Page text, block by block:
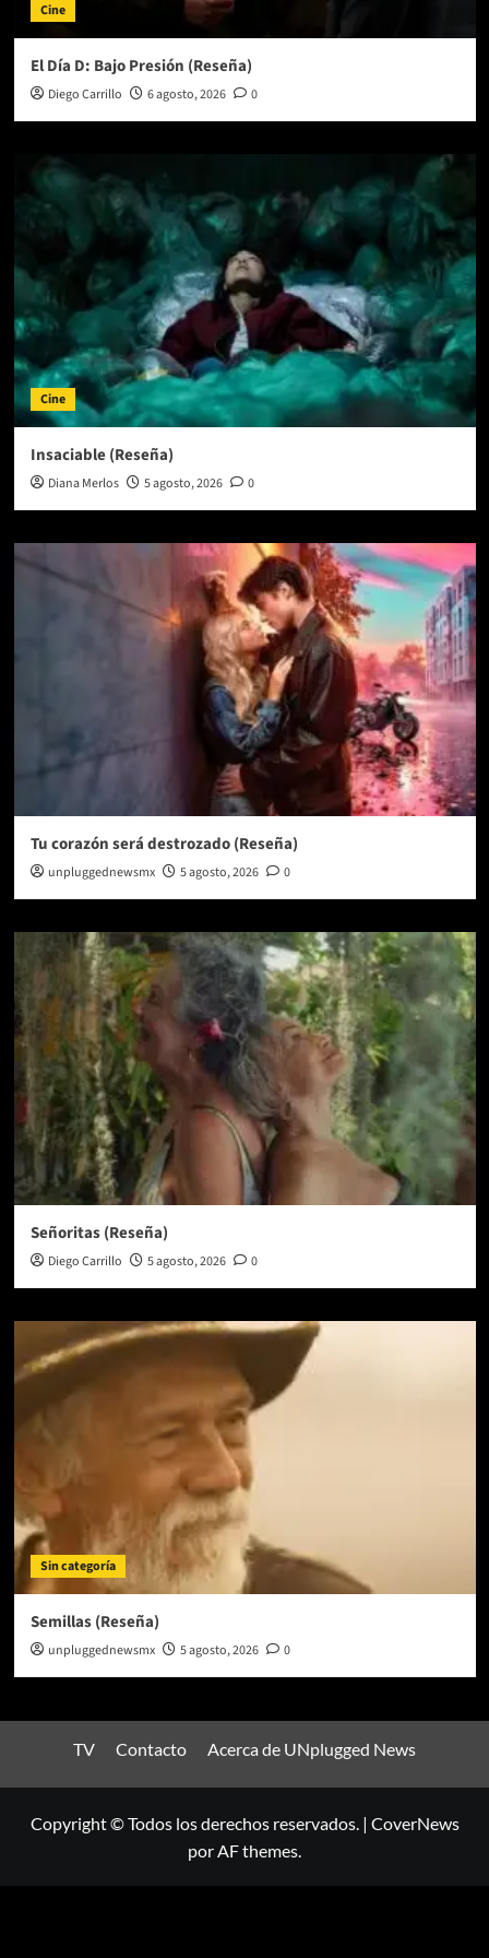
Cine
El Día D: Bajo Presión (Reseña)
Diego Carrillo 6 agosto, 2026 0
Cine
Insaciable (Reseña)
Diana Merlos 5 agosto, 2026 0
Tu corazón será destrozado (Reseña)
unpluggednewsmx 5 agosto, 2026 0
Señoritas (Reseña)
Diego Carrillo 5 agosto, 2026 0
Sin categoría
Semillas (Reseña)
unpluggednewsmx 5 agosto, 2026 0
TV Contacto Acerca de UNplugged News
Copyright © Todos los derechos reservados. | CoverNews
por AF themes.